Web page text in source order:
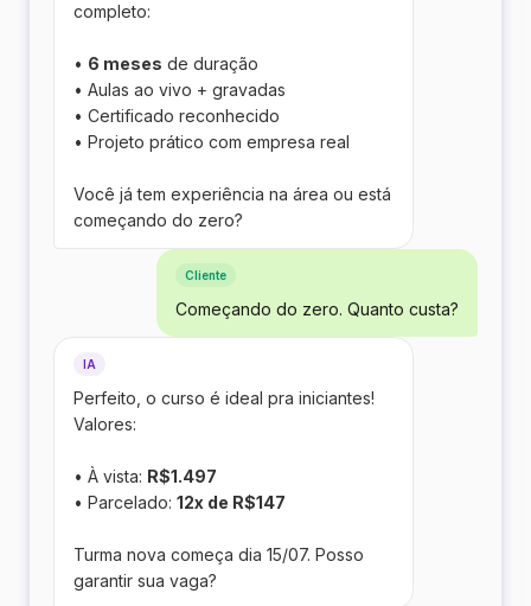
completo:
• 6 meses de duração
• Aulas ao vivo + gravadas
• Certificado reconhecido
• Projeto prático com empresa real
Você já tem experiência na área ou está
começando do zero?
Cliente
Começando do zero. Quanto custa?
IA
Perfeito, o curso é ideal pra iniciantes!
Valores:
• À vista: R$1.497
• Parcelado: 12x de R$147
Turma nova começa dia 15/07. Posso
garantir sua vaga?